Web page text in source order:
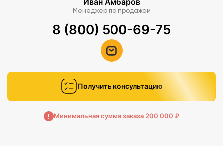
Менеджер по продажам
8 (800) 500-69-75
Получить консультацию
Минимальная сумма заказа 200 000 ₽